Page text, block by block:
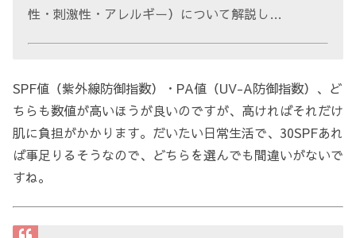
性・刺激性・アレルギー）について解説し…
SPF値（紫外線防御指数）・PA値（UV-A防御指数）、ど
ちらも数値が高いほうが良いのですが、高ければそれだけ
肌に負担がかかります。だいたい日常生活で、30SPFあれ
ば事足りるそうなので、どちらを選んでも間違いがないで
すね。